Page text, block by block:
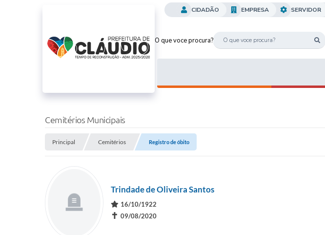
O que voce procura?
CIDADÃO EMPRESA SERVIDOR
Cemitérios Municipais
Principal Cemitérios Registro de óbito
Trindade de Oliveira Santos
16/10/1922
✝ 09/08/2020